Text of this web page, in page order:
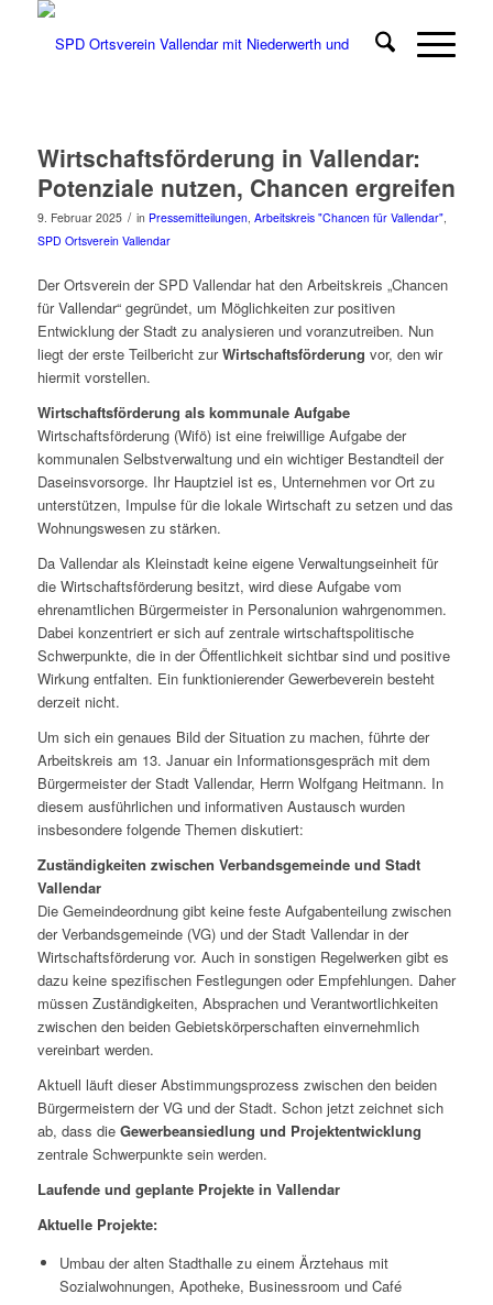
Wirtschaftsförderung in Vallendar:
Potenziale nutzen, Chancen ergreifen
9. Februar 2025 / in Pressemitteilungen, Arbeitskreis "Chancen für Vallendar",
SPD Ortsverein Vallendar
Der Ortsverein der SPD Vallendar hat den Arbeitskreis „Chancen
für Vallendar“ gegründet, um Möglichkeiten zur positiven
Entwicklung der Stadt zu analysieren und voranzutreiben. Nun
liegt der erste Teilbericht zurWirtschaftsförderung vor, den wir
hiermit vorstellen.
Wirtschaftsförderung als kommunale Aufgabe
Wirtschaftsförderung (Wifö) ist eine freiwillige Aufgabe der
kommunalen Selbstverwaltung und ein wichtiger Bestandteil der
Daseinsvorsorge. Ihr Hauptziel ist es, Unternehmen vor Ort zu
unterstützen, Impulse für die lokale Wirtschaft zu setzen und das
Wohnungswesen zu stärken.
Da Vallendar als Kleinstadt keine eigene Verwaltungseinheit für
die Wirtschaftsförderung besitzt, wird diese Aufgabe vom
ehrenamtlichen Bürgermeister in Personalunion wahrgenommen.
Dabei konzentriert er sich auf zentrale wirtschaftspolitische
Schwerpunkte, die in der Öffentlichkeit sichtbar sind und positive
Wirkung entfalten. Ein funktionierender Gewerbeverein besteht
derzeit nicht.
Um sich ein genaues Bild der Situation zu machen, führte der
Arbeitskreis am 13. Januar ein Informationsgespräch mit dem
Bürgermeister der Stadt Vallendar, Herrn Wolfgang Heitmann. In
diesem ausführlichen und informativen Austausch wurden
insbesondere folgende Themen diskutiert:
Zuständigkeiten zwischen Verbandsgemeinde und Stadt
Vallendar
Die Gemeindeordnung gibt keine feste Aufgabenteilung zwischen
der Verbandsgemeinde (VG) und der Stadt Vallendar in der
Wirtschaftsförderung vor. Auch in sonstigen Regelwerken gibt es
dazu keine spezifischen Festlegungen oder Empfehlungen. Daher
müssen Zuständigkeiten, Absprachen und Verantwortlichkeiten
zwischen den beiden Gebietskörperschaften einvernehmlich
vereinbart werden.
Aktuell läuft dieser Abstimmungsprozess zwischen den beiden
Bürgermeistern der VG und der Stadt. Schon jetzt zeichnet sich
ab, dass die Gewerbeansiedlung und Projektentwicklung
zentrale Schwerpunkte sein werden.
Laufende und geplante Projekte in Vallendar
Aktuelle Projekte:
Umbau der alten Stadthalle zu einem Ärztehaus mit
Sozialwohnungen, Apotheke, Businessroom und Café